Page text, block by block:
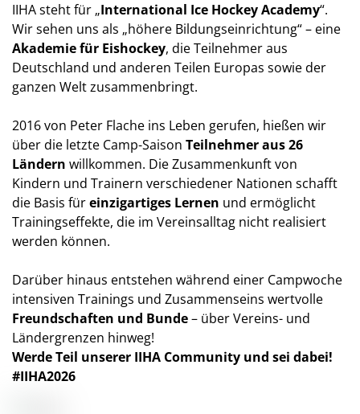
IIHA steht für „International Ice Hockey Academy“.
Wir sehen uns als „höhere Bildungseinrichtung“ – eine
Akademie für Eishockey, die Teilnehmer aus
Deutschland und anderen Teilen Europas sowie der
ganzen Welt zusammenbringt.
2016 von Peter Flache ins Leben gerufen, hießen wir
über die letzte Camp-Saison Teilnehmer aus 26
Ländern willkommen. Die Zusammenkunft von
Kindern und Trainern verschiedener Nationen schafft
die Basis füreinzigartiges Lernen und ermöglicht
Trainingseffekte, die im Vereinsalltag nicht realisiert
werden können.
Darüber hinaus entstehen während einer Campwoche
intensiven Trainings und Zusammenseins wertvolle
Freundschaften und Bunde– über Vereins- und
Ländergrenzen hinweg!
Werde Teil unserer IIHA Community und sei dabei!
#IIHA2026